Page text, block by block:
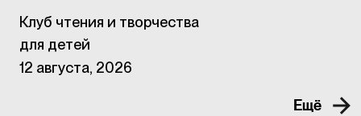
Клуб чтения и творчества
для детей
12 августа, 2026
Ещё